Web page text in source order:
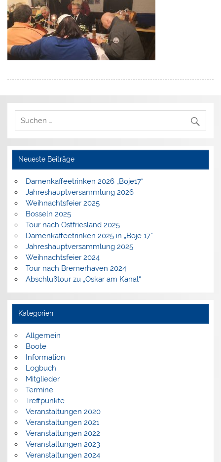
Neueste Beiträge
Damenkaffeetrinken 2026 „Boje17“
Jahreshauptversammlung 2026
Weihnachtsfeier 2025
Bosseln 2025
Tour nach Ostfriesland 2025
Damenkaffeetrinken 2025 in „Boje 17“
Jahreshauptversammlung 2025
Weihnachtsfeier 2024
Tour nach Bremerhaven 2024
Abschlußtour zu „Oskar am Kanal“
Kategorien
Allgemein
Boote
Information
Logbuch
Mitglieder
Termine
Treffpunkte
Veranstaltungen 2020
Veranstaltungen 2021
Veranstaltungen 2022
Veranstaltungen 2023
Veranstaltungen 2024